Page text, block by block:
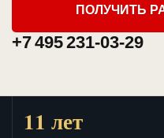
ПОЛУЧИТЬ
+7 495 231-03-29
11 лет